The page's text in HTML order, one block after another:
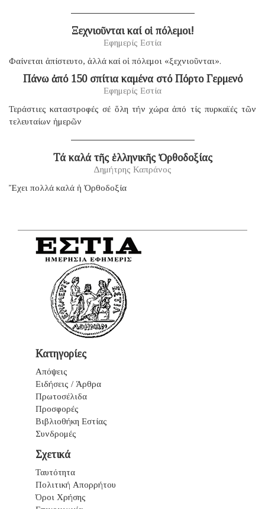
Ξεχνιοῦνται καί οἱ πόλεμοι!
Εφημερίς Εστία
Φαίνεται ἀπίστευτο, ἀλλά καί οἱ πόλεμοι «ξεχνιοῦνται».
Πάνω ἀπό 150 σπίτια καμένα στό Πόρτο Γερμενό
Εφημερίς Εστία
Τεράστιες καταστροφές σέ ὅλη τήν χώρα ἀπό τίς πυρκαϊές τῶν
τελευταίων ἡμερῶν
Τά καλά τῆς ἑλληνικῆς Ὀρθοδοξίας
Δημήτρης Καπράνος
Ἔχει πολλά καλά ἡ Ὀρθοδοξία
Κατηγορίες
Απόψεις
Ειδήσεις / Άρθρα
Πρωτοσέλιδα
Προσφορές
Βιβλιοθήκη Εστίας
Συνδρομές
Σχετικά
Ταυτότητα
Πολιτική Απορρήτου
Όροι Χρήσης